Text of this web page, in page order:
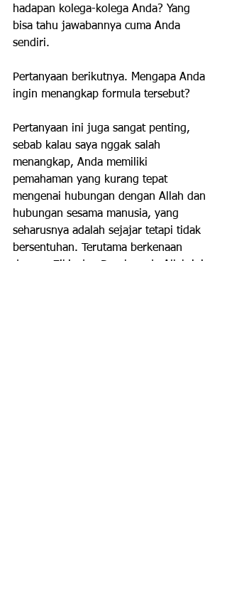
hadapan kolega-kolega Anda? Yang
bisa tahu jawabannya cuma Anda
sendiri.
Pertanyaan berikutnya. Mengapa Anda
ingin menangkap formula tersebut?
Pertanyaan ini juga sangat penting,
sebab kalau saya nggak salah
menangkap, Anda memiliki
pemahaman yang kurang tepat
mengenai hubungan dengan Allah dan
hubungan sesama manusia, yang
seharusnya adalah sejajar tetapi tidak
bersentuhan. Terutama berkenaan